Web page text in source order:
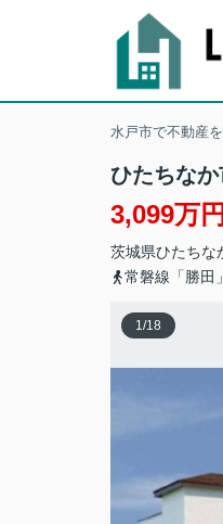
水戸市で不動産
ひたちな
3,099万円
茨城県ひたちな
常磐線「勝田
1/18